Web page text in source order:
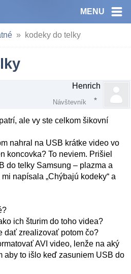
MENU
kodeky do telky
Henrich
Návštevník
ale vy ste celkom šikovní
nahral na USB krátke video vo
koncovka? To neviem. Prišiel
do telky Samsung – plazma a
napísala „Chýbajú kodeky“ a
ich šturim do toho videa?
dať zrealizovať potom čo?
AVI video, lenže na aký
aby to išlo keď zasuniem USB do